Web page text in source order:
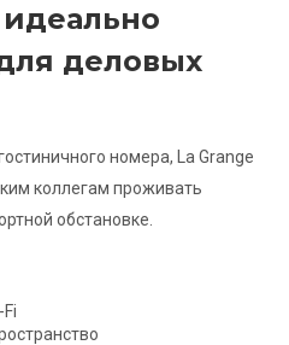
деловых
номера, La Grange
коллегам проживать
обстановке.